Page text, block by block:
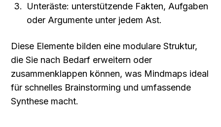
Unteräste: unterstützende Fakten, Aufgaben
oder Argumente unter jedem Ast.
Diese Elemente bilden eine modulare Struktur,
die Sie nach Bedarf erweitern oder
zusammenklappen können, was Mindmaps ideal
für schnelles Brainstorming und umfassende
Synthese macht.